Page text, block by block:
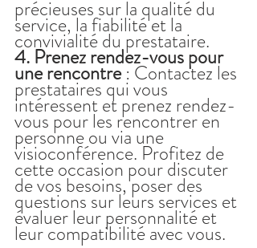
précieuses sur la qualité du
service, la fiabilité et la
convivialité du prestataire.
4. Prenez rendez-vous pour
une rencontre : Contactez les
prestataires qui vous
intéressent et prenez rendez-
vous pour les rencontrer en
personne ou via une
visioconférence. Profitez de
cette occasion pour discuter
de vos besoins, poser des
questions sur leurs services et
évaluer leur personnalité et
leur compatibilité avec vous.